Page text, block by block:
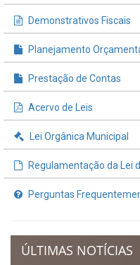
INFORMAÇÕES ÚTEIS
Acervo de Leis